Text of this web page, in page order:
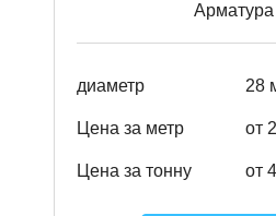
Арматура
диаметр 28
Цена за метр от
Цена за тонну от